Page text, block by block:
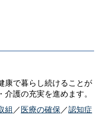
康で暮らし続けることが
護の充実を進めます。
組 ／医療の確保／認知症